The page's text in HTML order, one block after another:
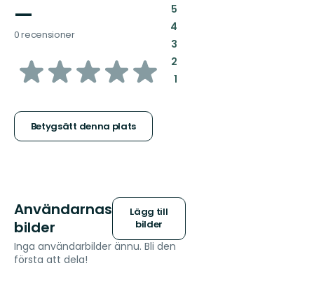
—
0 recensioner
av
stjärnor
Betygsätt denna plats
5:
4:
3:
2:
1:
Användarnas
bilder
Lägg till
bilder
Inga användarbilder ännu. Bli den
första att dela!